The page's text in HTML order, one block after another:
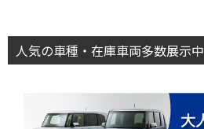
人気の車種・在庫車両多数展示中